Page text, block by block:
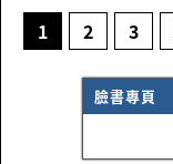
1 2 3
臉書專頁